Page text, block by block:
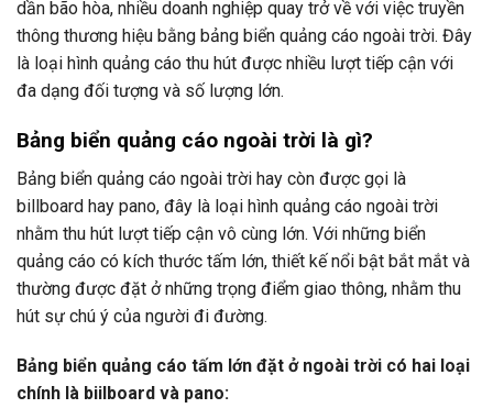
dần bão hòa, nhiều doanh nghiệp quay trở về với việc truyền
thông thương hiệu bằng bảng biển quảng cáo ngoài trời. Đây
là loại hình quảng cáo thu hút được nhiều lượt tiếp cận với
đa dạng đối tượng và số lượng lớn.
Bảng biển quảng cáo ngoài trời là gì?
Bảng biển quảng cáo ngoài trời hay còn được gọi là
billboard hay pano, đây là loại hình quảng cáo ngoài trời
nhằm thu hút lượt tiếp cận vô cùng lớn. Với những biển
quảng cáo có kích thước tấm lớn, thiết kế nổi bật bắt mắt và
thường được đặt ở những trọng điểm giao thông, nhằm thu
hút sự chú ý của người đi đường.
Bảng biển quảng cáo tấm lớn đặt ở ngoài trời có hai loại
chính là biilboard và pano: